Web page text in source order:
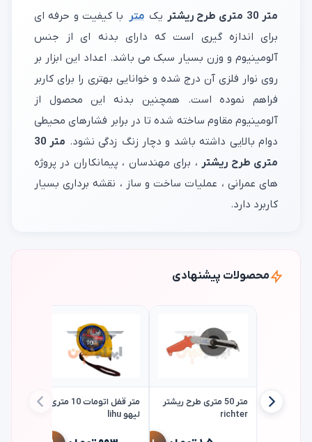
متر 30 متری طرح ریشتر یک متر با کیفیت و حرفه ای
برای اندازه گیری است که دارای بدنه ای از جنس
آلومینیوم و وزن بسیار سبک می باشد. اعداد این ابزار بر
روی نوار فلزی آن درج شده و خوانایی بهتری را برای کاربر
فراهم نموده است. همچنین بدنه این محصول از
آلومینیوم مقاوم ساخته شده تا در برابر فشارهای محیطی
دوام بالایی داشته باشد و دچار زنگ زدگی نشود.
متر 30
متری طرح ریشتر ، برای مهندسان ، پیمانکاران در پروژه
های عمرانی ، عملیات ساخت و ساز ، نقشه برداری بسیار
کاربرد دارد.
محصولات پیشنهادی
متر 50 متری طرح ریشتر
richter
متر قفل اتومات 10 متری
لیهو lihu